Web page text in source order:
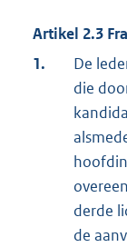
Artikel 2.3
1.
De
die
derde
de